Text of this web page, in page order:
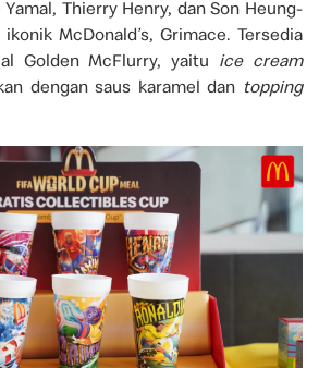
Thierry Henry, dan Son Heung-
McDonald’s, Grimace. Tersedia
Golden McFlurry, yaitu ice cream
dengan saus karamel dan topping